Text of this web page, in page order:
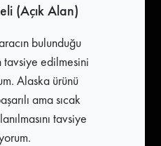
(Açık Alan)
bulunduğu
edilmesini
Alaska ürünü
ama sıcak
tavsiye